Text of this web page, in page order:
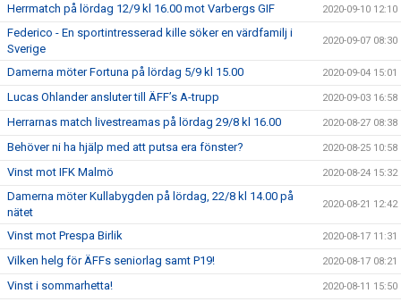
Herrmatch på lördag 12/9 kl 16.00 mot Varbergs GIF 2020-09-10 12:10
Federico - En sportintresserad kille söker en värdfamilj i
Sverige
2020-09-07 08:30
Damerna möter Fortuna på lördag 5/9 kl 15.00 2020-09-04 15:01
Lucas Ohlander ansluter till ÄFF’s A-trupp 2020-09-03 16:58
Herrarnas match livestreamas på lördag 29/8 kl 16.00 2020-08-27 08:38
Behöver ni ha hjälp med att putsa era fönster? 2020-08-25 10:58
Vinst mot IFK Malmö 2020-08-24 15:32
Damerna möter Kullabygden på lördag, 22/8 kl 14.00 på
nätet
2020-08-21 12:42
Vinst mot Prespa Birlik 2020-08-17 11:31
Vilken helg för ÄFFs seniorlag samt P19! 2020-08-17 08:21
Vinst i sommarhetta! 2020-08-11 15:50